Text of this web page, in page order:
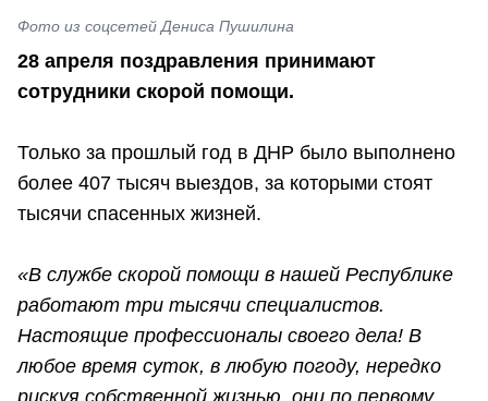
Фото из соцсетей Дениса Пушилина
28 апреля поздравления принимают
сотрудники скорой помощи.
Только за прошлый год в ДНР было выполнено
более 407 тысяч выездов, за которыми стоят
тысячи спасенных жизней.
«В службе скорой помощи в нашей Республике
работают три тысячи специалистов.
Настоящие профессионалы своего дела! В
любое время суток, в любую погоду, нередко